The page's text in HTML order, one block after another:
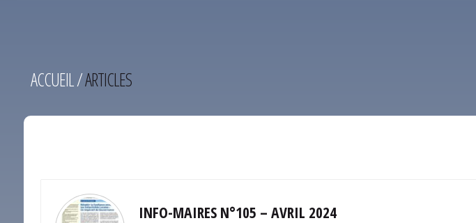
ACCUEIL/ARTICLES
INFO-MAIRES N°105 – AVRIL 2024